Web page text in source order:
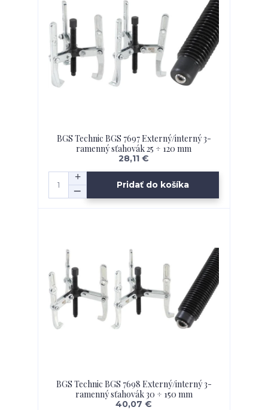
BGS Technic BGS 7697 Externý/interný 3-
ramenný sťahovák 25 ÷ 120 mm
28,11 €
Pridať do košíka
BGS Technic BGS 7698 Externý/interný 3-
ramenný sťahovák 30 ÷ 150 mm
40,07 €